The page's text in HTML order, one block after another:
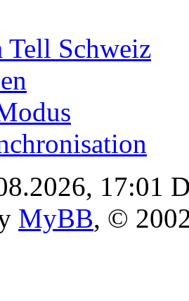
Schweiz
17:01
MyBB, ©